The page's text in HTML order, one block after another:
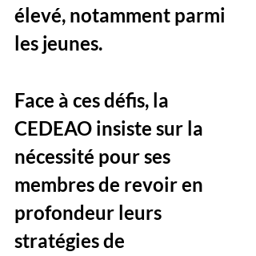
élevé, notamment parmi
les jeunes.
Face à ces défis, la
CEDEAO insiste sur la
nécessité pour ses
membres de revoir en
profondeur leurs
stratégies de